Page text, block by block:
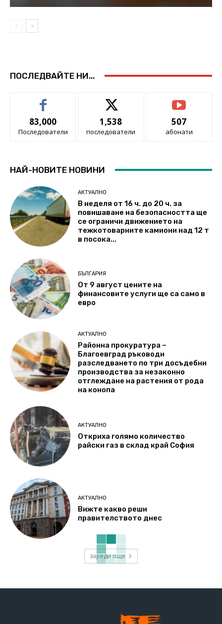
ПОСЛЕДВАЙТЕ НИ...
83,000
Последователи
1,538
последователи
507
абонати
НАЙ-НОВИТЕ НОВИНИ
АКТУАЛНО
В неделя от 16 ч. до 20 ч. за
повишаване на безопасността ще
се ограничи движението на
тежкотоварните камиони над 12 т
в посока...
БЪЛГАРИЯ
От 9 август цените на
финансовите услуги ще са само в
евро
АКТУАЛНО
Районна прокуратура –
Благоевград ръководи
разследването по три досъдебни
производства за незаконно
отглеждане на растения от рода
на конопа
АКТУАЛНО
Откриха голямо количество
райски газ в склад край София
АКТУАЛНО
Вижте какво реши
правителството днес
зареди още